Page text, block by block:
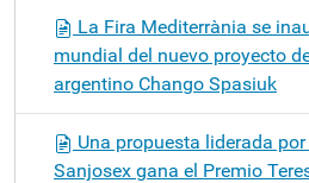
La Fira Mediterrània se
mundial del nuevo proyecto
argentino Chango Spasiuk
Una propuesta liderada
Sanjosex gana el Premio